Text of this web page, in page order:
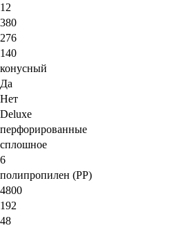
12
380
276
140
конусный
Да
Нет
Deluxe
перфорированные
сплошное
6
полипропилен (PP)
4800
192
48